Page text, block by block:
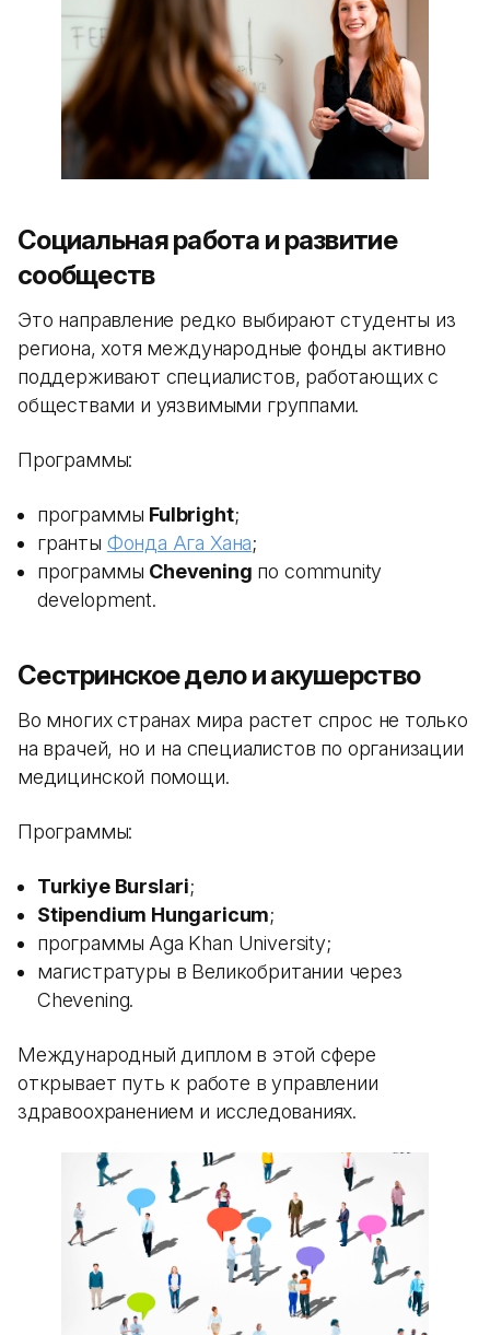
Социальная работа и развитие
сообществ
Это направление редко выбирают студенты из
региона, хотя международные фонды активно
поддерживают специалистов, работающих с
обществами и уязвимыми группами.
Программы:
программы Fulbright;
гранты Фонда Ага Хана;
программы Chevening по community
development.
Сестринское дело и акушерство
Во многих странах мира растет спрос не только
на врачей, но и на специалистов по организации
медицинской помощи.
Программы:
Turkiye Burslari;
Stipendium Hungaricum;
программы Aga Khan University;
магистратуры в Великобритании через
Chevening.
Международный диплом в этой сфере
открывает путь к работе в управлении
здравоохранением и исследованиях.